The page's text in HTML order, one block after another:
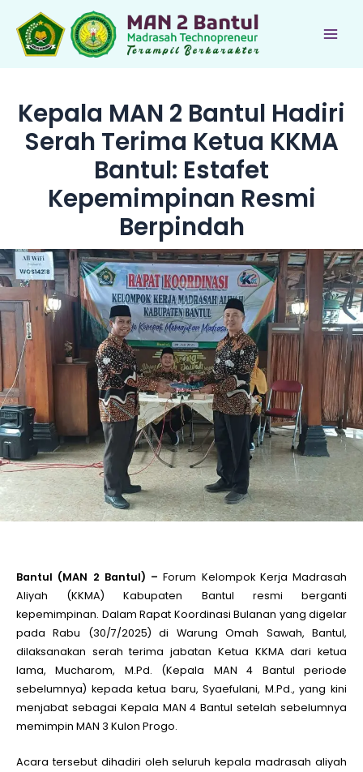
konten
Kepala MAN 2 Bantul Hadiri
Serah Terima Ketua KKMA
Bantul: Estafet
Kepemimpinan Resmi
Berpindah
Bantul (MAN 2 Bantul) – Forum Kelompok Kerja Madrasah
Aliyah (KKMA) Kabupaten Bantul resmi berganti
kepemimpinan. Dalam Rapat Koordinasi Bulanan yang digelar
pada Rabu (30/7/2025) di Warung Omah Sawah, Bantul,
dilaksanakan serah terima jabatan Ketua KKMA dari ketua
lama, Mucharom, M.Pd. (Kepala MAN 4 Bantul periode
sebelumnya) kepada ketua baru, Syaefulani, M.Pd., yang kini
menjabat sebagai Kepala MAN 4 Bantul setelah sebelumnya
memimpin MAN 3 Kulon Progo.
Acara tersebut dihadiri oleh seluruh kepala madrasah aliyah